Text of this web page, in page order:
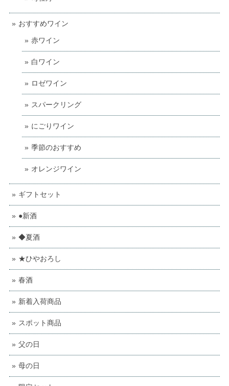
おすすめワイン
赤ワイン
白ワイン
ロゼワイン
スパークリング
にごりワイン
季節のおすすめ
オレンジワイン
ギフトセット
●新酒
◆夏酒
★ひやおろし
春酒
新着入荷商品
スポット商品
父の日
母の日